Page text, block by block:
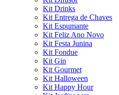
Kit Drinks
Kit Entrega de Chaves
Kit Espumante
Kit Feliz Ano Novo
Kit Festa Junina
Kit Fondue
Kit Gin
Kit Gourmet
Kit Halloween
Kit Happy Hour